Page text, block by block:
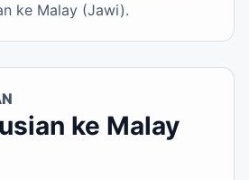
ke Malay (Jawi).
ke Malay